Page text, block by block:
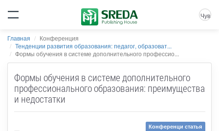
Чув
Главная
Конференция
Тенденции развития образования: педагог, образоват...
Формы обучения в системе дополнительного профессио...
Формы обучения в системе дополнительного
профессионального образования: преимущества
и недостатки
Конференци статья